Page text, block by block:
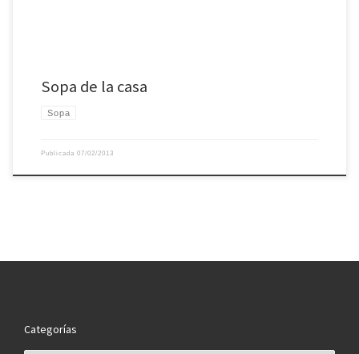
Sopa de la casa
Sopa
Publicada 07/02/2013
Categorías